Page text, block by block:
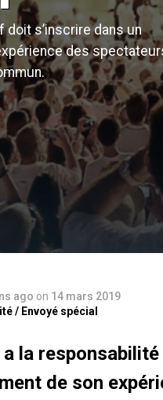
doit s’inscrire dans un
des
ago on 14 mars 2019
/ Envoyé spécial
la
de son